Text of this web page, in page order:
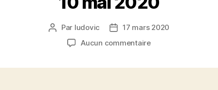
Auteur
l’article
Par ludovic
Date17 mars 2020
Aucun commentairesur